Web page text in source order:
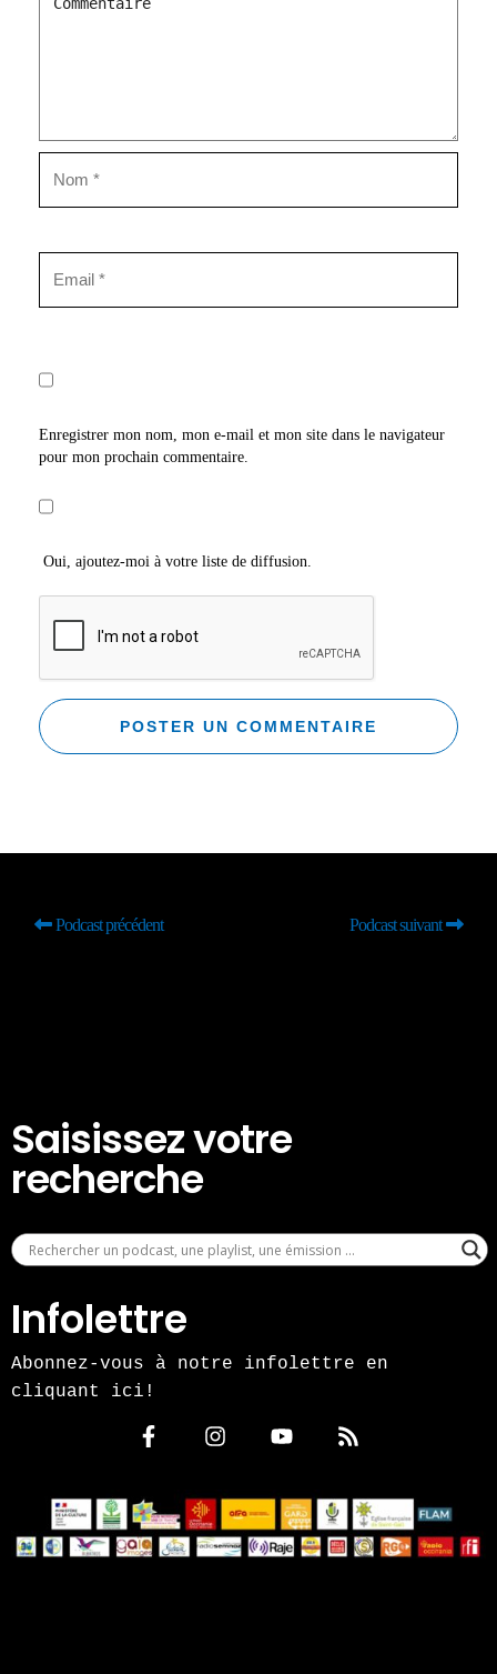
Enregistrer mon nom, mon e-mail et mon site dans le navigateur
pour mon prochain commentaire.
Oui, ajoutez-moi à votre liste de diffusion.
Podcast précédent Podcast suivant
Saisissez votre
recherche
Infolettre
Abonnez-vous à notre infolettre en
cliquant ici!